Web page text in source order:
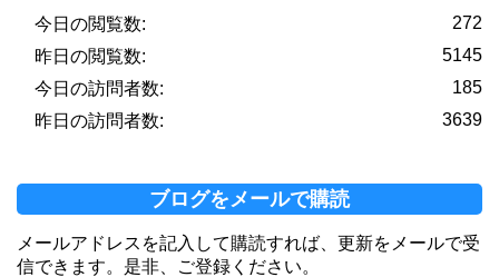
272
今日の閲覧数:
5145
昨日の閲覧数:
185
今日の訪問者数:
3639
昨日の訪問者数:
ブログをメールで購読
メールアドレスを記入して購読すれば、更新をメールで受
信できます。是非、ご登録ください。